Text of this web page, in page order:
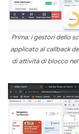
Prima: i gestori dello
applicato al callback
di attività di blocco